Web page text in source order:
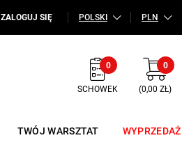
ZALOGUJ SIĘ POLSKI PLN
0
SCHOWEK
0
(0,00 ZŁ)
TWÓJ WARSZTAT WYPRZEDAŻ